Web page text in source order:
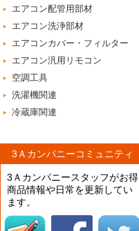
エアコン配管用部材
エアコン洗浄部材
エアコンカバー・フィルター
エアコン汎用リモコン
空調工具
洗濯機関連
冷蔵庫関連
3Ａカンパニーコミュニティ
3Ａカンパニースタッフがお得
商品情報や日常を更新してい
ます。